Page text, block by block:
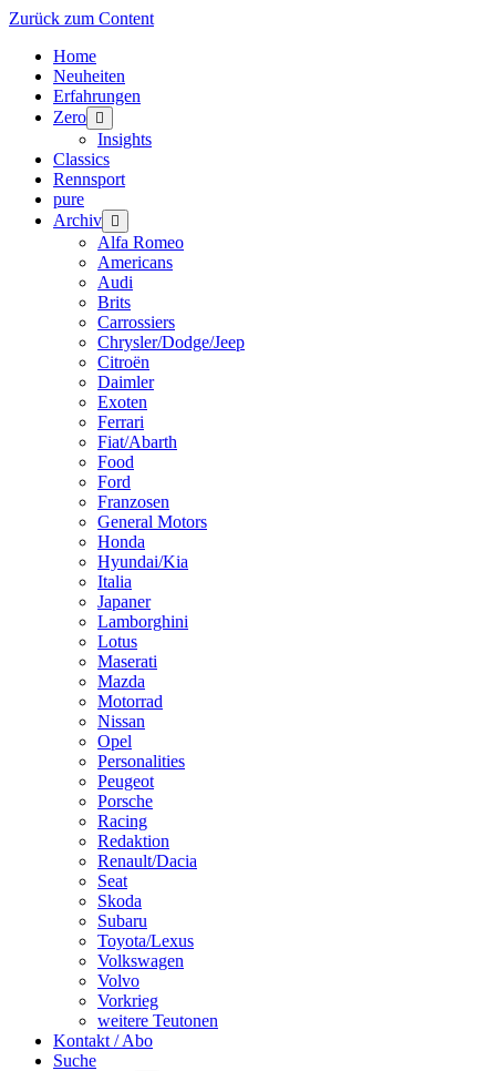
Zurück zum Content
Home
Neuheiten
Erfahrungen
Zero Menü
öffnen
Insights
Classics
Rennsport
pure
Archiv Menü
öffnen
Alfa Romeo
Americans
Audi
Brits
Carrossiers
Chrysler/Dodge/Jeep
Citroën
Daimler
Exoten
Ferrari
Fiat/Abarth
Food
Ford
Franzosen
General Motors
Honda
Hyundai/Kia
Italia
Japaner
Lamborghini
Lotus
Maserati
Mazda
Motorrad
Nissan
Opel
Personalities
Peugeot
Porsche
Racing
Redaktion
Renault/Dacia
Seat
Skoda
Subaru
Toyota/Lexus
Volkswagen
Volvo
Vorkrieg
weitere Teutonen
Kontakt / Abo
Suche